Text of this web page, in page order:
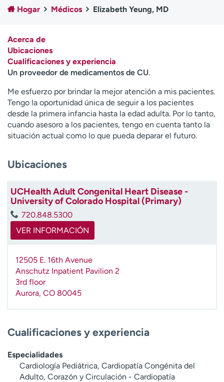
Atención a medios de
comunicación
Contáctenos Noticias e historias
A
y
ú
d
a
a
n
c
o
n
Hogar Médicos Elizabeth Yeung, MD
Acerca de
Ubicaciones
Cualificaciones y experiencia
Un proveedor de medicamentos de CU.
Me esfuerzo por brindar la mejor atención a mis pacientes.
Tengo la oportunidad única de seguir a los pacientes
desde la primera infancia hasta la edad adulta. Por lo tanto,
cuando asesoro a los pacientes, tengo en cuenta tanto la
situación actual como lo que pueda deparar el futuro.
Ubicaciones
UCHealth Adult Congenital Heart Disease -
University of Colorado Hospital (Primary)
720.848.5300
VER INFORMACIÓN
12505 E. 16th Avenue
Anschutz Inpatient Pavilion 2
3rd floor
Aurora, CO 80045
Cualificaciones y experiencia
Especialidades
Cardiología Pediátrica, Cardiopatía Congénita del
Adulto, Corazón y Circulación - Cardiopatía